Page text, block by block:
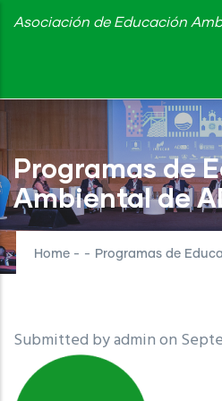
Skip
content
Asociación de Educación
Programas de
Ambiental de
Home - - Programas de
Submitted byadminon